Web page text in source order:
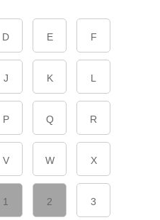
D E F
J K L
P Q R
V W X
1 2 3